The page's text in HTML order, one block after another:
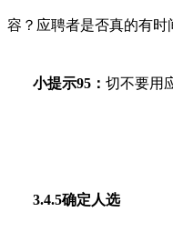
容？应聘者是否真的有时
小提示95： 切不要用
3.4.5确定人选